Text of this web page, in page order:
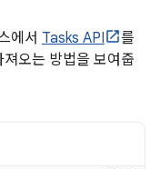
에서 Tasks API
를
오는 방법을 보여줍